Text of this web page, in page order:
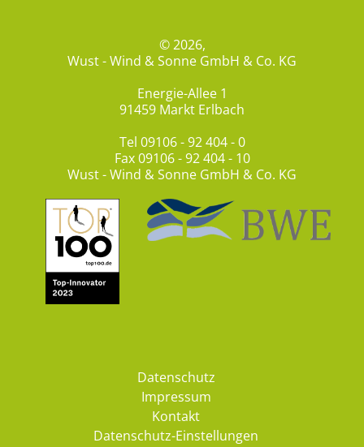
© 2026,
Wust - Wind & Sonne GmbH & Co. KG
Energie-Allee 1
91459 Markt Erlbach
Tel 09106 - 92 404 - 0
Fax 09106 - 92 404 - 10
Wust - Wind & Sonne GmbH & Co. KG
Datenschutz
Impressum
Kontakt
Datenschutz-Einstellungen